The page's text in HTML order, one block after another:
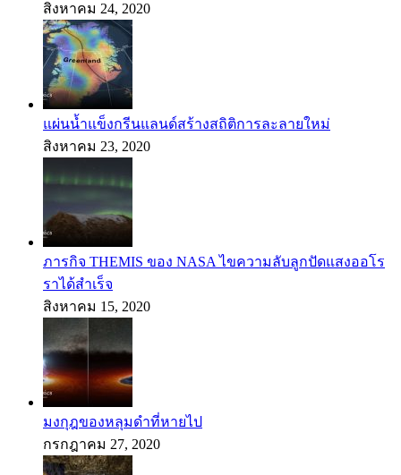
สิงหาคม 24, 2020
แผ่นน้ำแข็งกรีนแลนด์สร้างสถิติการละลายใหม่
สิงหาคม 23, 2020
ภารกิจ THEMIS ของ NASA ไขความลับลูกปัดแสงออโร
ราได้สำเร็จ
สิงหาคม 15, 2020
มงกุฎของหลุมดำที่หายไป
กรกฎาคม 27, 2020